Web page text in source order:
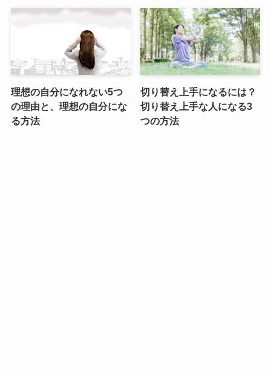
理想の自分になれない5つ
の理由と、理想の自分にな
る方法
切り替え上手になるには？
切り替え上手な人になる3
つの方法